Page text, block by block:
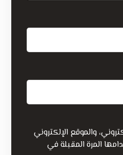
والموقع الإلكتروني
المرة المقبلة في